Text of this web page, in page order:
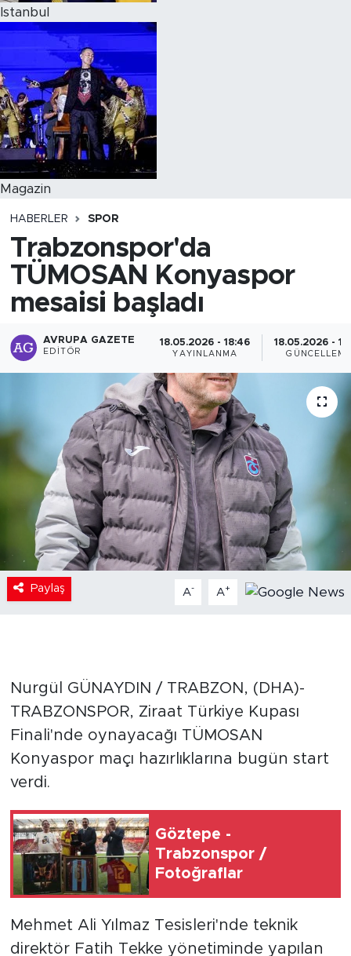
Istanbul
Magazin
HABERLER SPOR
Trabzonspor'da
TÜMOSAN Konyaspor
mesaisi başladı
AVRUPA GAZETE
EDITÖR
18.05.2026 - 18:46
YAYINLANMA
18.05.2026 -
Paylaş A- A+
Nurgül GÜNAYDIN / TRABZON, (DHA)-
TRABZONSPOR, Ziraat Türkiye Kupası
Finali'nde oynayacağı TÜMOSAN
Konyaspor maçı hazırlıklarına bugün start
verdi.
Göztepe -
Trabzonspor /
Fotoğraflar
Mehmet Ali Yılmaz Tesisleri'nde teknik
direktör Fatih Tekke yönetiminde yapılan